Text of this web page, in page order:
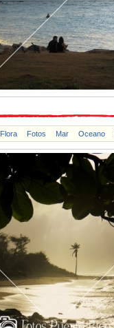
Flora Fotos Mar Oceano